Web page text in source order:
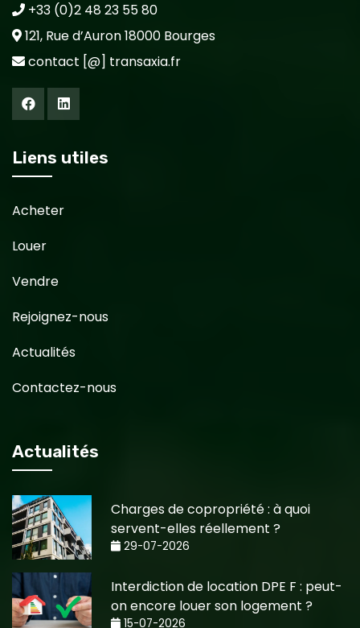
+33 (0)2 48 23 55 80
121, Rue d’Auron 18000 Bourges
contact [@] transaxia.fr
Liens utiles
Acheter
Louer
Vendre
Rejoignez-nous
Actualités
Contactez-nous
Actualités
Charges de copropriété : à quoi
servent-elles réellement ?
29-07-2026
Interdiction de location DPE F : peut-
on encore louer son logement ?
15-07-2026